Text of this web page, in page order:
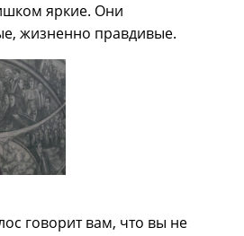
яркие. Они
жизненно правдивые.
говорит вам, что вы не